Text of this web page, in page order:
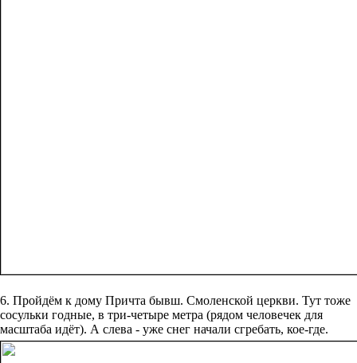
6. Пройдём к дому Причта бывш. Смоленской церкви. Тут тоже
сосульки годные, в три-четыре метра (рядом человечек для
масштаба идёт). А слева - уже снег начали сгребать, кое-где.